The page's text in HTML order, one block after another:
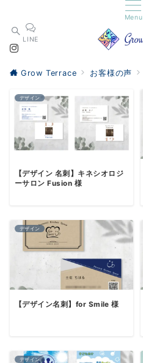
Menu
LINE
Grow Terrace お客様の声
デザイン
【デザイン 名刺】キネシオロジ
ーサロン Fusion 様
デザイン
【デザイン名刺】for Smile 様
デザイン